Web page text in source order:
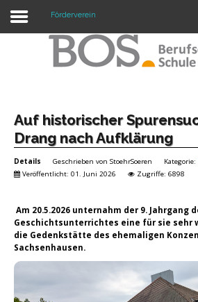
Warning: "continue" targeting switch is
Home
Profil
Unsere Schule
Termine
Förderverein
Auf historischer
Drang nach Aufklärung
Details Geschrieben von StoehrSoeren Kategorie:
Veröffentlicht: 01. Juni 2026
Zugriffe: 6898
Am 20.5.2026 unternahm der 9. Jahrgang
Geschichtsunterrichtes eine für sie sehr
die Gedenkstätte des ehemaligen
Sachsenhausen.